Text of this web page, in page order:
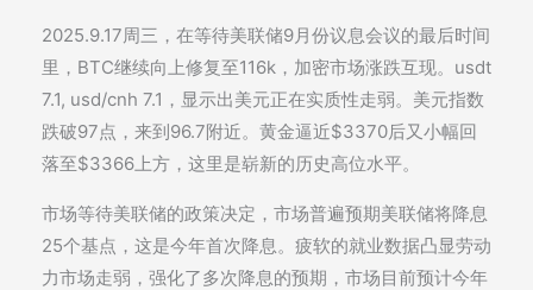
2025.9.17周三，在等待美联储9月份议息会议的最后时间
里，BTC继续向上修复至116k，加密市场涨跌互现。usdt
7.1, usd/cnh 7.1，显示出美元正在实质性走弱。美元指数
跌破97点，来到96.7附近。黄金逼近$3370后又小幅回
落至$3366上方，这里是崭新的历史高位水平。
市场等待美联储的政策决定，市场普遍预期美联储将降息
25个基点，这是今年首次降息。疲软的就业数据凸显劳动
力市场走弱，强化了多次降息的预期，市场目前预计今年